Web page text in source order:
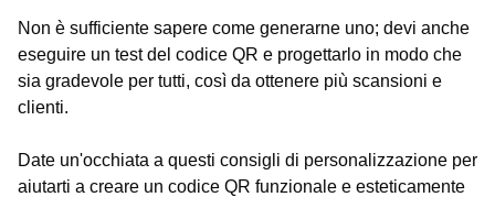
Non è sufficiente sapere come generarne uno; devi anche
eseguire un test del codice QR e progettarlo in modo che
sia gradevole per tutti, così da ottenere più scansioni e
clienti.
Date un'occhiata a questi consigli di personalizzazione per
aiutarti a creare un codice QR funzionale e esteticamente